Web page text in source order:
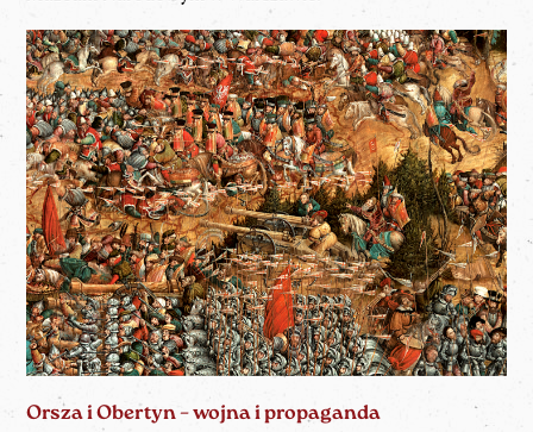
Orsza i Obertyn – wojna i propaganda